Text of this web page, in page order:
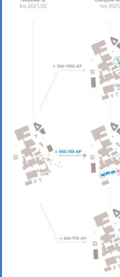
1. Preis
Auch in
„Green
der